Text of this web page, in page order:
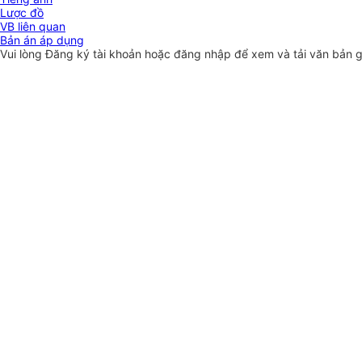
Lược đồ
VB liên quan
Bản án áp dụng
Vui lòngĐăng ký tài khoản hoặc đăng nhập để xem và tải văn bản